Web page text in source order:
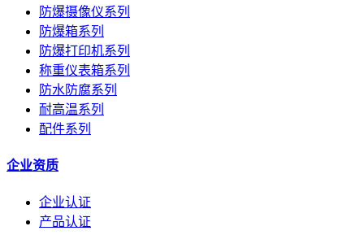
防爆摄像仪系列
防爆箱系列
防爆打印机系列
称重仪表箱系列
防水防腐系列
耐高温系列
配件系列
企业资质
企业认证
产品认证